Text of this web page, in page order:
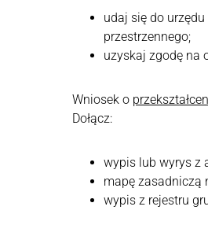
udaj się do
przestrzennego;
uzyskaj zgodę na
Wniosek o
Dołącz:
wypis lub wyrys z
mapę zasadniczą
wypis z rejestru